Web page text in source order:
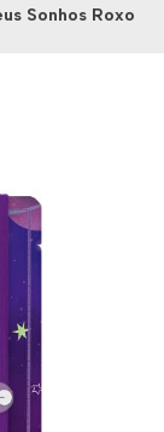
Sonhos Roxo